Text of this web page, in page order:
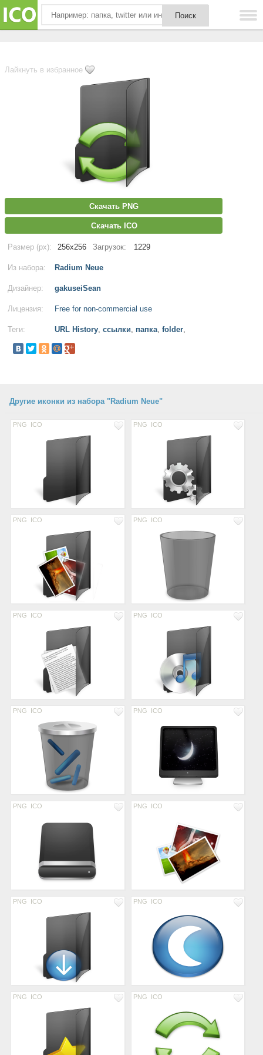
Лайкнуть в избранное
Скачать PNG
Скачать ICO
Размер (px): 256x256 Загрузок: 1229
Из набора: Radium Neue
Дизайнер: gakuseiSean
Лицензия: Free for non-commercial use
Теги: URL History, ссылки, папка, folder,
Другие иконки из набора "Radium Neue"
PNG ICO PNG ICO
PNG ICO PNG ICO
PNG ICO PNG ICO
PNG ICO PNG ICO
PNG ICO PNG ICO
PNG ICO PNG ICO
PNG ICO PNG ICO